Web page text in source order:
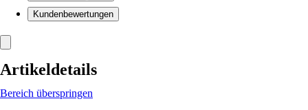
Kundenbewertungen
Artikeldetails
Bereich überspringen